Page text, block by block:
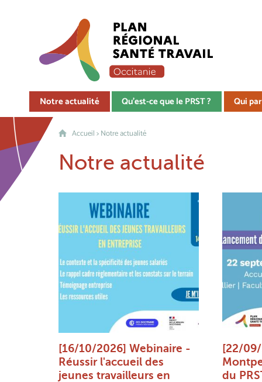
Notre actualité Qu'est-ce que le PRST ? Qui
Accueil>Notre actualité
Notre actualité
[16/10/2026] Webinaire -
Réussir l'accueil des
jeunes travailleurs en
[22/
du